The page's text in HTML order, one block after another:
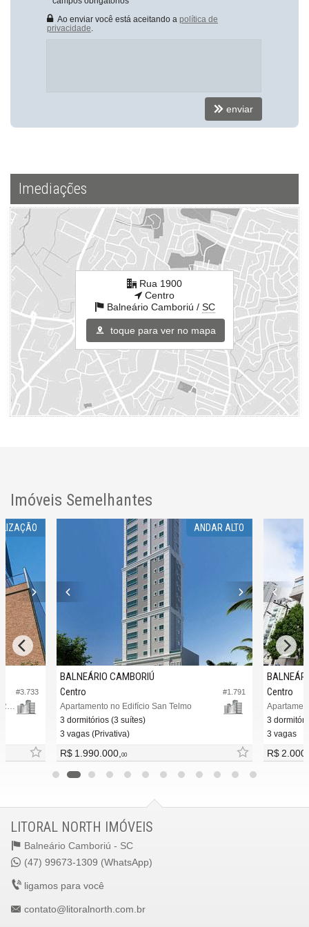
Box de Praia
Hall Decorado e Mobiliado
Ao enviar você está aceitando a política de
privacidade
enviar
Imediações
Rua 1900
Centro
Balneário Camboriú / SC
toque para ver no mapa
Imóveis Semelhantes
#3.733
Apartamento no Edifício Sancho Home Residence
ANDAR ALTO
#1.791
BALNEÁRIO CAMBORIÚ
Centro
Apartamento no Edifício San Telmo
3 dormitórios (3 suítes)
3 vagas (Privativa)
R$ 1.990.000, 00
Centro
3
3 vagas
R$
LITORAL NORTH IMÓVEIS
Balneário Camboriú - SC
(47) 99673-1309 (WhatsApp)
ligamos para você
contato@litoralnorth.com.br